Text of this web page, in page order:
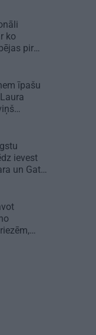
ko
pirms
īpašu
ievest
un Gatis